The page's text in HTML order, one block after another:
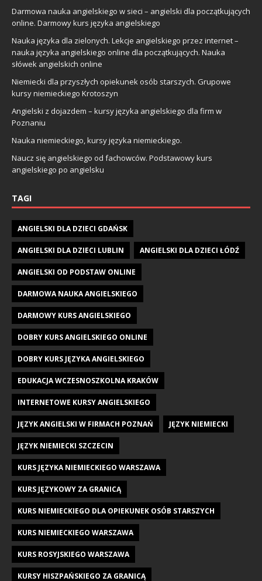
Darmowa nauka angielskiego w sieci – angielski dla początkujących
online. Darmowy kurs języka angielskiego
Nauka języka dla zielonych. Lekcje angielskiego przez internet –
nauka języka angielskiego online dla początkujących. Nauka
słówek angielskich online
Niemiecki dla przyszłych opiekunek osób starszych. Grupowe
kursy niemieckiego Krotoszyn
Angielski z dojazdem – kursy języka angielskiego dla firm w
Poznaniu
Nauka niemieckiego, kursy języka niemieckiego.
Naucz się angielskiego od fachowców. Podstawowy kurs
angielskiego po angielsku
TAGI
ANGIELSKI DLA DZIECI GDAŃSK
ANGIELSKI DLA DZIECI LUBLIN ANGIELSKI DLA DZIECI ŁÓDŹ
ANGIELSKI OD PODSTAW ONLINE
DARMOWA NAUKA ANGIELSKIEGO
DARMOWY KURS ANGIELSKIEGO
DOBRY KURS ANGIELSKIEGO ONLINE
DOBRY KURS JĘZYKA ANGIELSKIEGO
EDUKACJA WCZESNOSZKOLNA KRAKÓW
INTERNETOWE KURSY ANGIELSKIEGO
JĘZYK ANGIELSKI W FIRMACH POZNAŃ JĘZYK NIEMIECKI
JĘZYK NIEMIECKI SZCZECIN
KURS JĘZYKA NIEMIECKIEGO WARSZAWA
KURS JĘZYKOWY ZA GRANICĄ
KURS NIEMIECKIEGO DLA OPIEKUNEK OSÓB STARSZYCH
KURS NIEMIECKIEGO WARSZAWA
KURS ROSYJSKIEGO WARSZAWA
KURSY HISZPAŃSKIEGO ZA GRANICĄ